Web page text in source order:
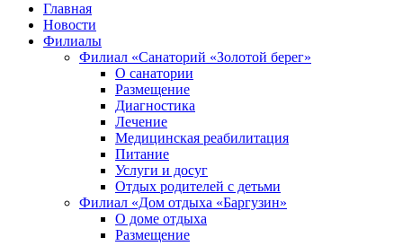
Главная
Новости
Филиалы
Филиал «Санаторий «Золотой берег»
О санатории
Размещение
Диагностика
Лечение
Медицинская реабилитация
Питание
Услуги и досуг
Отдых родителей с детьми
Филиал «Дом отдыха «Баргузин»
О доме отдыха
Размещение